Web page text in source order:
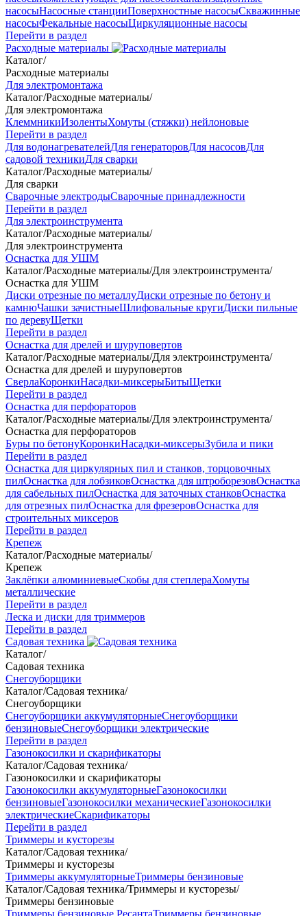
насосыНасосные станцииПоверхностные насосыСкважинные
насосыФекальные насосыЦиркуляционные насосы
Перейти в раздел
Расходные материалы
Каталог/
Расходные материалы
Для электромонтажа
Каталог/Расходные материалы/
Для электромонтажа
КлеммникиИзолентыХомуты (стяжки) нейлоновые
Перейти в раздел
Для водонагревателейДля генераторовДля насосовДля
садовой техникиДля сварки
Каталог/Расходные материалы/
Для сварки
Сварочные электродыСварочные принадлежности
Перейти в раздел
Для электроинструмента
Каталог/Расходные материалы/
Для электроинструмента
Оснастка для УШМ
Каталог/Расходные материалы/Для электроинструмента/
Оснастка для УШМ
Диски отрезные по металлуДиски отрезные по бетону и
камнюЧашки зачистныеШлифовальные кругиДиски пильные
по деревуЩетки
Перейти в раздел
Оснастка для дрелей и шуруповертов
Каталог/Расходные материалы/Для электроинструмента/
Оснастка для дрелей и шуруповертов
СверлаКоронкиНасадки-миксерыБитыЩетки
Перейти в раздел
Оснастка для перфораторов
Каталог/Расходные материалы/Для электроинструмента/
Оснастка для перфораторов
Буры по бетонуКоронкиНасадки-миксерыЗубила и пики
Перейти в раздел
Оснастка для циркулярных пил и станков, торцовочных
пилОснастка для лобзиковОснастка для штроборезовОснастка
для сабельных пилОснастка для заточных станковОснастка
для отрезных пилОснастка для фрезеровОснастка для
строительных миксеров
Перейти в раздел
Крепеж
Каталог/Расходные материалы/
Крепеж
Заклёпки алюминиевыеСкобы для степлераХомуты
металлические
Перейти в раздел
Леска и диски для триммеров
Перейти в раздел
Садовая техника
Каталог/
Садовая техника
Снегоуборщики
Каталог/Садовая техника/
Снегоуборщики
Снегоуборщики аккумуляторныеСнегоуборщики
бензиновыеСнегоуборщики электрические
Перейти в раздел
Газонокосилки и скарификаторы
Каталог/Садовая техника/
Газонокосилки и скарификаторы
Газонокосилки аккумуляторныеГазонокосилки
бензиновыеГазонокосилки механическиеГазонокосилки
электрическиеСкарификаторы
Перейти в раздел
Триммеры и кусторезы
Каталог/Садовая техника/
Триммеры и кусторезы
Триммеры аккумуляторныеТриммеры бензиновые
Каталог/Садовая техника/Триммеры и кусторезы/
Триммеры бензиновые
Триммеры бензиновые РесантаТриммеры бензиновые